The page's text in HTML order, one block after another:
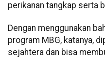
perikanan tangkap serta
Dengan menggunakan
program MBG, katanya,
sejahtera dan bisa